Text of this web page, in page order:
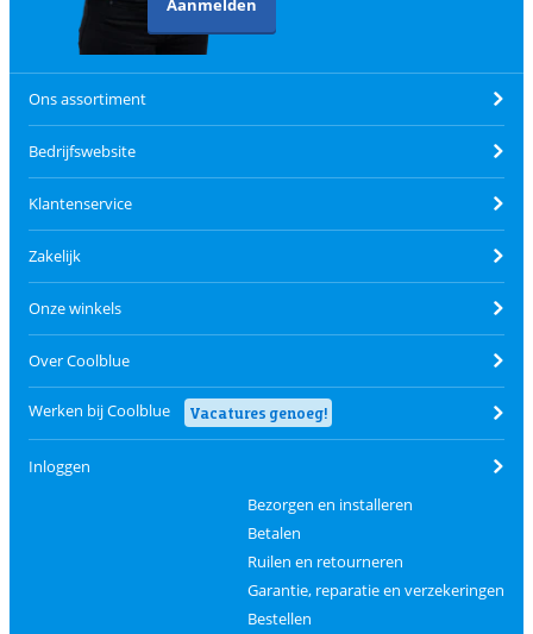
Aanmelden
Ons assortiment
Bedrijfswebsite
Klantenservice
Zakelijk
Onze winkels
Over Coolblue
Werken bij Coolblue Vacatures genoeg!
Inloggen
Bezorgen en installeren
Betalen
Ruilen en retourneren
Garantie, reparatie en verzekeringen
Bestellen